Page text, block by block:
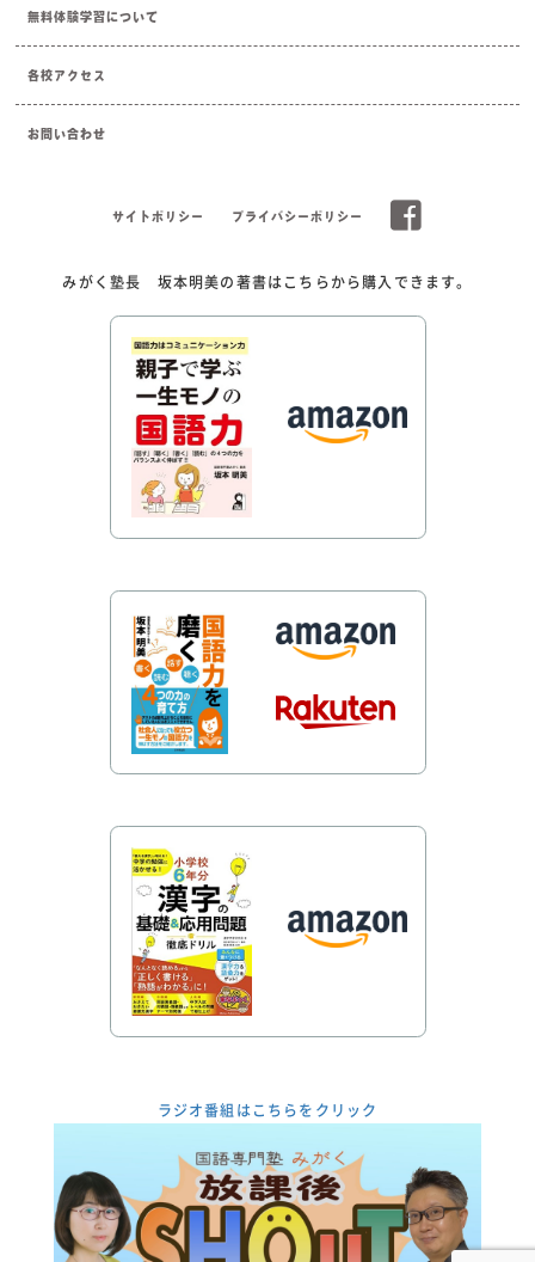
無料体験学習について
各校アクセス
お問い合わせ
サイトポリシー プライバシーポリシー
みがく塾長 坂本明美の著書はこちらから購入できます。
ラジオ番組はこちらをクリック